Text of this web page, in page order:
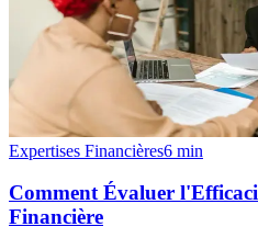
Expertises Financières6 min
Comment Évaluer
Financière